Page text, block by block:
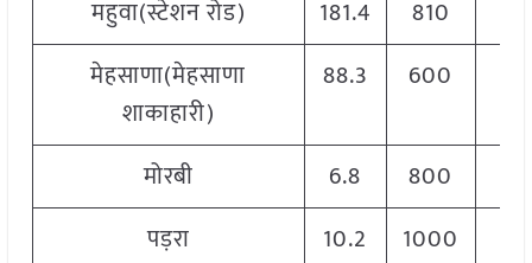
महुवा(स्टेशन रोड)
181.4 810
मेहसाणा(मेहसाणा
शाकाहारी)
88.3 600
मोरबी 6.8 800
पड़रा
10.2 1000